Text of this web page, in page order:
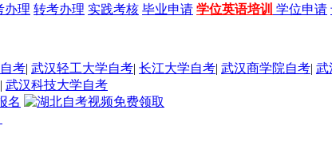
办理 转考办理 实践考核 毕业申请 学位英语培训 学位申请
考| 武汉轻工大学自考| 长江大学自考| 武汉商学院自考| 武
| 武汉科技大学自考